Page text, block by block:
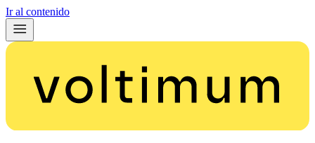
Ir al contenido